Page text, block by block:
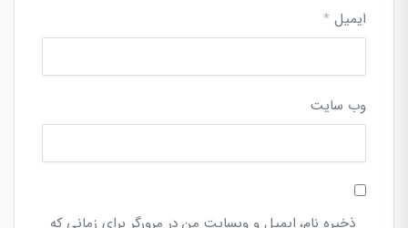
ایمیل *
وب‌ سایت
ذخیره نام، ایمیل و وبسایت من در مرورگر برای زمانی که